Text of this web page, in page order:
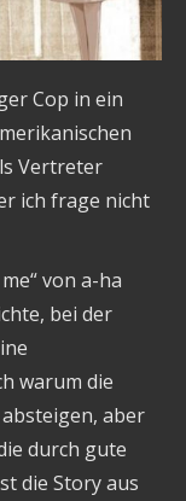
Cop in ein
Vertreter
ich frage nicht
von a-ha
bei der
warum die
aber
durch gute
die Story aus